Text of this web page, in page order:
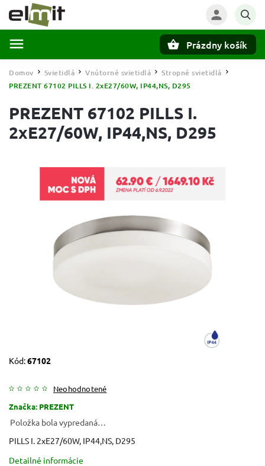
Prázdny košík
Domov / Svietidlá / Vnútorné svietidlá / Stropné svietidlá /
PREZENT 67102 PILLS I. 2xE27/60W, IP44,NS, D295
PREZENT 67102 PILLS I.
2xE27/60W, IP44,NS, D295
Kód:67102
Neohodnotené
Značka: PREZENT
Položka bola vypredaná…
PILLS I. 2xE27/60W, IP44,NS, D295
Detailné informácie